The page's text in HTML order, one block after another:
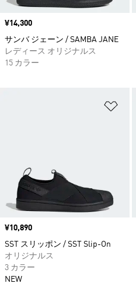
価格
¥14,300
サンバ ジェーン / SAMBA JANE
レディース オリジナルス
15 カラー
価格
¥10,890
SST スリッポン / SST Slip-On
オリジナルス
3 カラー
NEW